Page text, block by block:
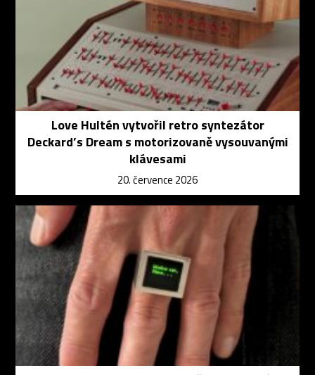
Love Hultén vytvořil retro syntezátor
Deckard’s Dream s motorizovaně vysouvanými
klávesami
20. července 2026